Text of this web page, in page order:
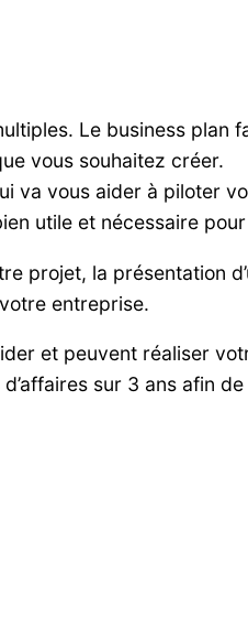
Le business
vous souhaitez créer.
va vous aider à piloter
utile et nécessaire
projet, la présentation
entreprise.
et peuvent réaliser
sur 3 ans afin